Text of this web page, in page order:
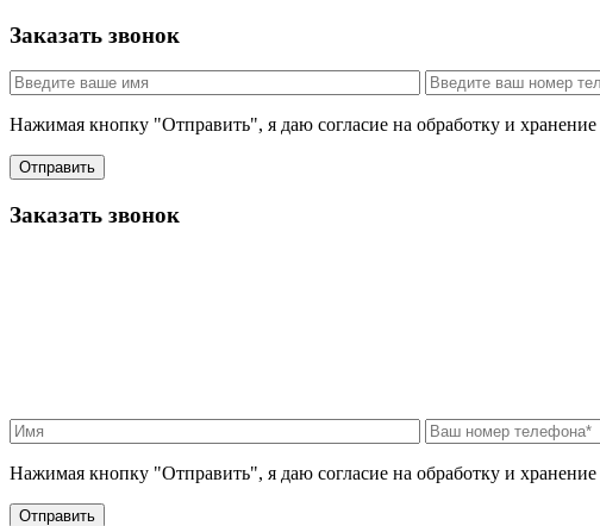
Заказать звонок
Нажимая кнопку "Отправить", я даю согласие на обработку и хранение
Отправить
Заказать звонок
Нажимая кнопку "Отправить", я даю согласие на обработку и хранение
Отправить